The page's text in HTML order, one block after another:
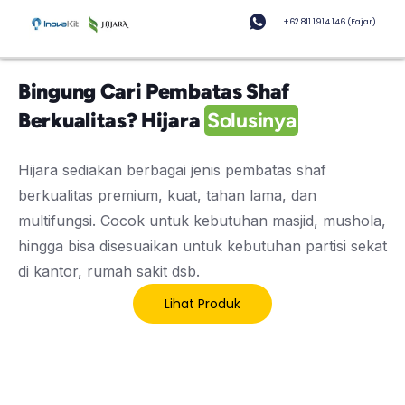
+62 811 1914 146 (Fajar)
Bingung Cari Pembatas Shaf
Berkualitas? Hijara Solusinya
Hijara sediakan berbagai jenis pembatas shaf
berkualitas premium, kuat, tahan lama, dan
multifungsi. Cocok untuk kebutuhan masjid, mushola,
hingga bisa disesuaikan untuk kebutuhan partisi sekat
di kantor, rumah sakit dsb.
Lihat Produk